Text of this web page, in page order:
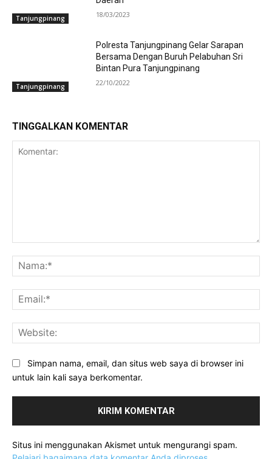
Tanjungpinang 18/03/2023
Tanjungpinang
Polresta Tanjungpinang Gelar Sarapan
Bersama Dengan Buruh Pelabuhan Sri
Bintan Pura Tanjungpinang
22/10/2022
TINGGALKAN KOMENTAR
Simpan nama, email, dan situs web saya di browser ini
untuk lain kali saya berkomentar.
Situs ini menggunakan Akismet untuk mengurangi spam.